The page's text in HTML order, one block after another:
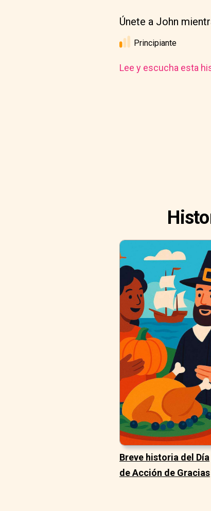
Únete a John
Principiante
Lee y escucha esta
Breve historia del Día
de Acción de Gracias